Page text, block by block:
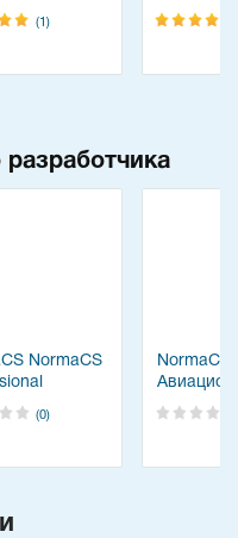
(1)
NormaCS
(0)
NormaCS